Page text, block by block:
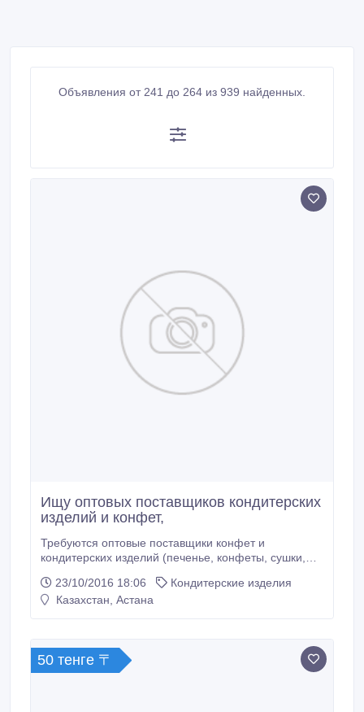
Объявления от 241 до 264 из 939 найденных.
Ищу оптовых поставщиков кондитерских
изделий и конфет,
Требуются оптовые поставщики конфет и
кондитерских изделий (печенье, конфеты, сушки,
розничной торговли в кондитерском магазине..
23/10/2016 18:06
Кондитерские изделия
Казахстан, Астана
50 тенге 〒